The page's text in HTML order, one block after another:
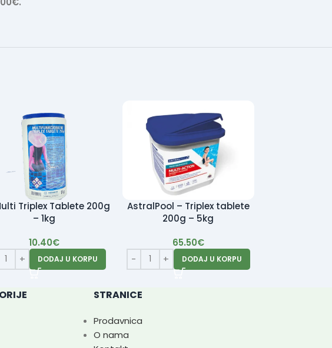
Triplex Tablete 200g
– 1kg
10.40€
DODAJ U KORPU
AstralPool – Triplex tablete
200g – 5kg
65.50€
DODAJ U KORPU
STRANICE
Prodavnica
O nama